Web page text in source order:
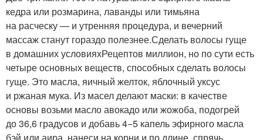
кедра или розмарина, лаванды или тимьяна
на расческу — и утренняя процедура, и вечерний
массаж станут гораздо полезнее.Сделать волосы гуще
в домашних условияхРецептов миллион, но по сути есть
четыре основных веществ, способных сделать волосы
гуще. Это масла, яичный желток, яблочный уксус
и ржаная мука. Из масел делают маски: в качестве
основы возьми масло авокадо или жожоба, подогрей
до 36,6 градусов и добавь 4−5 капель эфирного масла
бэй или аира, нанеси на корни и по длине, спрячь